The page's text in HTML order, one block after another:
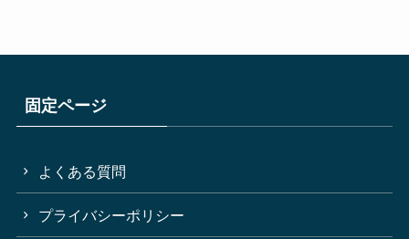
固定ページ
よくある質問
プライバシーポリシー